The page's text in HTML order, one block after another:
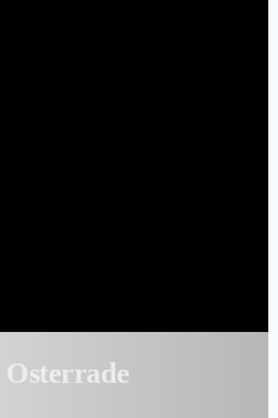
Osterrade